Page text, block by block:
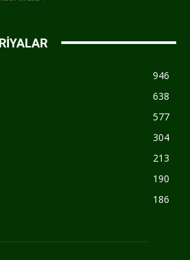
946
638
577
304
213
190
186